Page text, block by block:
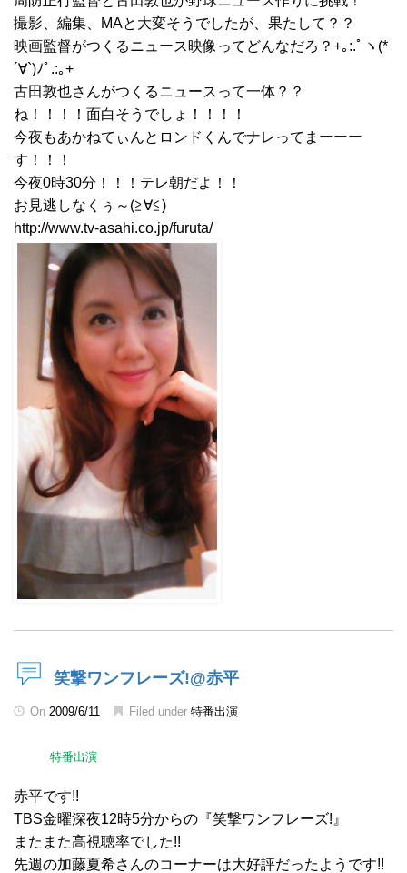
撮影、編集、MAと大変そうでしたが、果たして？？
映画監督がつくるニュース映像ってどんなだろ？+｡:.ﾟヽ(*
´∀`)ﾉﾟ.:｡+
古田敦也さんがつくるニュースって一体？？
ね！！！！面白そうでしょ！！！！
今夜もあかねてぃんとロンドくんでナレってまーーー
す！！！
今夜0時30分！！！テレ朝だよ！！
お見逃しなくぅ～(≧∀≦)
http://www.tv-asahi.co.jp/furuta/
笑撃ワンフレーズ!@赤平
On 2009/6/11 Filed under 特番出演
特番出演
赤平です!!
TBS金曜深夜12時5分からの『笑撃ワンフレーズ!』
またまた高視聴率でした!!
先週の加藤夏希さんのコーナーは大好評だったようです!!